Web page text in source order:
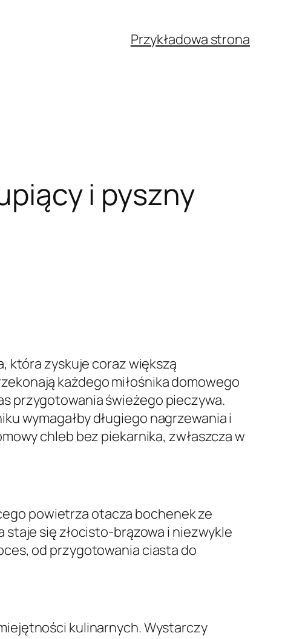
Przykładowa strona
i pyszny
która zyskuje coraz większą
każdego miłośnika domowego
przygotowania świeżego pieczywa.
wymagałby długiego nagrzewania i
chleb bez piekarnika, zwłaszcza w
powietrza otacza bochenek ze
się złocisto-brązowa i niezwykle
od przygotowania ciasta do
kulinarnych. Wystarczy